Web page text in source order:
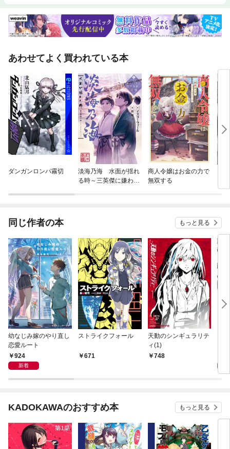
あわせてよく買われている本
ダンガンロンパ霧切
淡海乃海 水面が揺れ
る時～三英傑に嫌われ
商人令嬢はお金の力で
無双する
同じ作者の本 もっと見る
幼なじみ嫁のやり直し
恋愛ルート
924
新着
ストライクフォール
671
天動のシンギュラリテ
ィ(1)
748
KADOKAWAのおすすめ本 もっと見る